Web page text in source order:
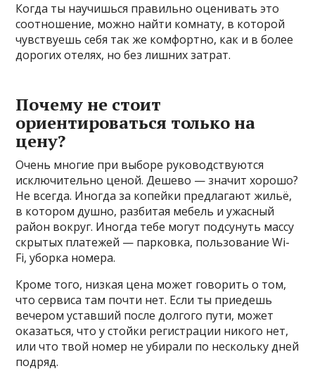
Когда ты научишься правильно оценивать это
соотношение, можно найти комнату, в которой
чувствуешь себя так же комфортно, как и в более
дорогих отелях, но без лишних затрат.
Почему не стоит
ориентироваться только на
цену?
Очень многие при выборе руководствуются
исключительно ценой. Дешево — значит хорошо?
Не всегда. Иногда за копейки предлагают жильё,
в котором душно, разбитая мебель и ужасный
район вокруг. Иногда тебе могут подсунуть массу
скрытых платежей — парковка, пользование Wi-
Fi, уборка номера.
Кроме того, низкая цена может говорить о том,
что сервиса там почти нет. Если ты приедешь
вечером уставший после долгого пути, может
оказаться, что у стойки регистрации никого нет,
или что твой номер не убирали по нескольку дней
подряд.